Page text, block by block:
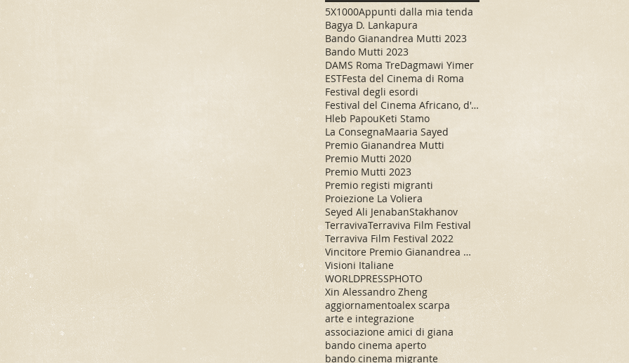
5X1000Appunti dalla mia tenda
Bagya D. Lankapura
Bando Gianandrea Mutti 2023
Bando Mutti 2023
DAMS Roma TreDagmawi Yimer
ESTFesta del Cinema di Roma
Festival degli esordi
Festival del Cinema Africano, d'Asia e America
Hleb PapouKeti Stamo
La ConsegnaMaaria Sayed
Premio Gianandrea Mutti
Premio Mutti 2020
Premio Mutti 2023
Premio registi migranti
Proiezione La Voliera
Seyed Ali JenabanStakhanov
TerravivaTerraviva Film Festival
Terraviva Film Festival 2022
Vincitore Premio Gianandrea Mutti
Visioni Italiane
WORLDPRESSPHOTO
Xin Alessandro Zheng
aggiornamentoalex scarpa
arte e integrazione
associazione amici di giana
bando cinema aperto
bando cinema migrante